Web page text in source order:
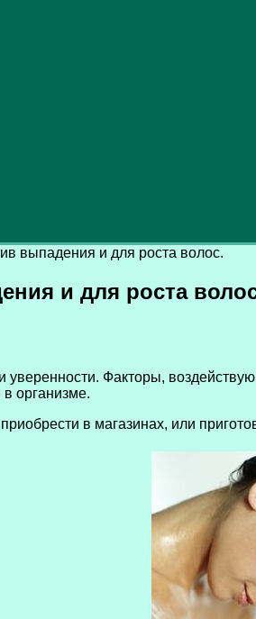
выпадения и для роста волос.
и для роста
Факторы,
организме.
в магазинах, или